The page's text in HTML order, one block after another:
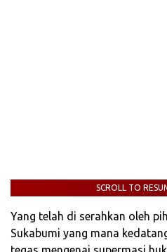
SCROLL TO
Yang telah di serahkan oleh
Sukabumi yang mana